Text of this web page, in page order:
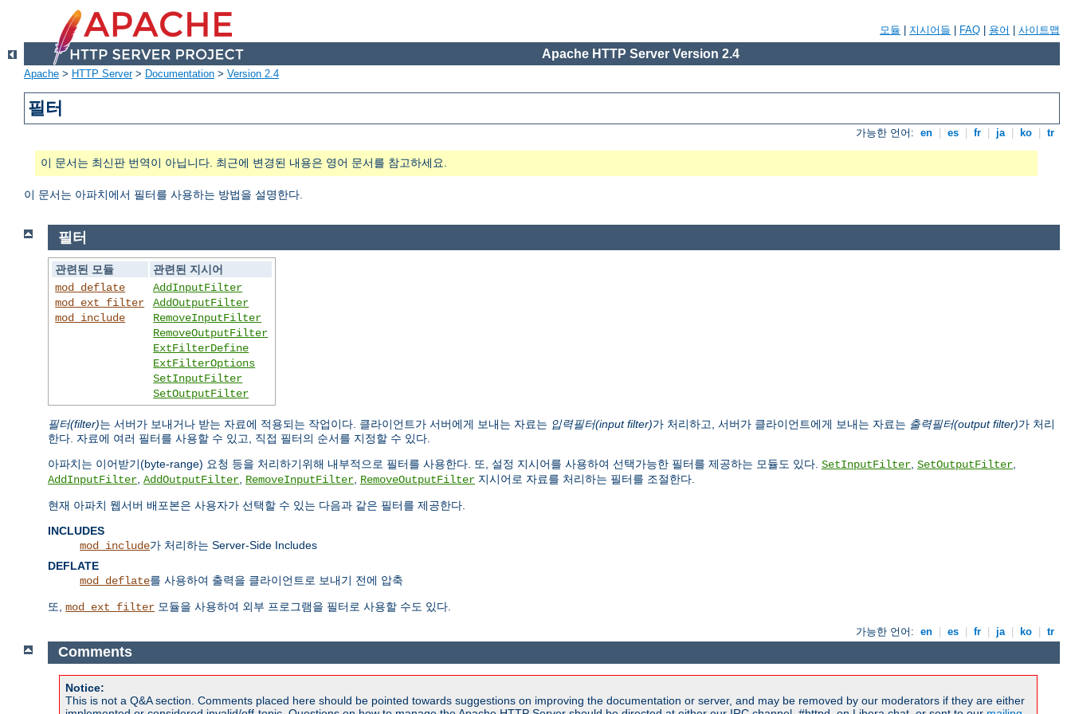
모듈 지시어들 FAQ 용어 사이트맵
Apache HTTP Server Version 2.4
Apache > HTTP Server> Documentation > Version 2.4
필터
가능한 언어: en es fr ja ko tr
이 문서는 최신판 번역이 아닙니다. 최근에 변경된 내용은 영어 문서를 참고하세요.
이 문서는 아파치에서 필터를 사용하는 방법을 설명한다.
필터
관련된 모듈
관련된 지시어
mod_deflate
mod_ext_filter
mod_include
AddInputFilter
AddOutputFilter
RemoveInputFilter
RemoveOutputFilter
ExtFilterDefine
ExtFilterOptions
SetInputFilter
SetOutputFilter
필터(filter)는 서버가 보내거나 받는 자료에 적용되는 작업이다. 클라이언트가 서버에게 보내는 자료는 입력필터(input filter)가 처리하고, 서버가 클라이언트에게 보내는 자료는 출력필터(output filter)가 처리
한다. 자료에 여러 필터를 사용할 수 있고, 직접 필터의 순서를 지정할 수 있다.
아파치는 이어받기(byte-range) 요청 등을 처리하기위해 내부적으로 필터를 사용한다. 또, 설정 지시어를 사용하여 선택가능한 필터를 제공하는 모듈도 있다. SetInputFilter SetOutputFilter
AddInputFilter AddOutputFilter RemoveInputFilter RemoveOutputFilter 지시어로 자료를 처리하는 필터를 조절한다.
현재 아파치 웹서버 배포본은 사용자가 선택할 수 있는 다음과 같은 필터를 제공한다.
INCLUDES
mod_include가 처리하는 Server-Side Includes
DEFLATE
mod_deflate를 사용하여 출력을 클라이언트로 보내기 전에 압축
또, mod_ext_filter 모듈을 사용하여 외부 프로그램을 필터로 사용할 수도 있다.
가능한 언어: en | es | fr | ja | ko | tr
Comments
Notice:
This is not a Q&A section. Comments placed here should be pointed towards suggestions on improving the documentation or server, and may be removed by our moderators if they are either